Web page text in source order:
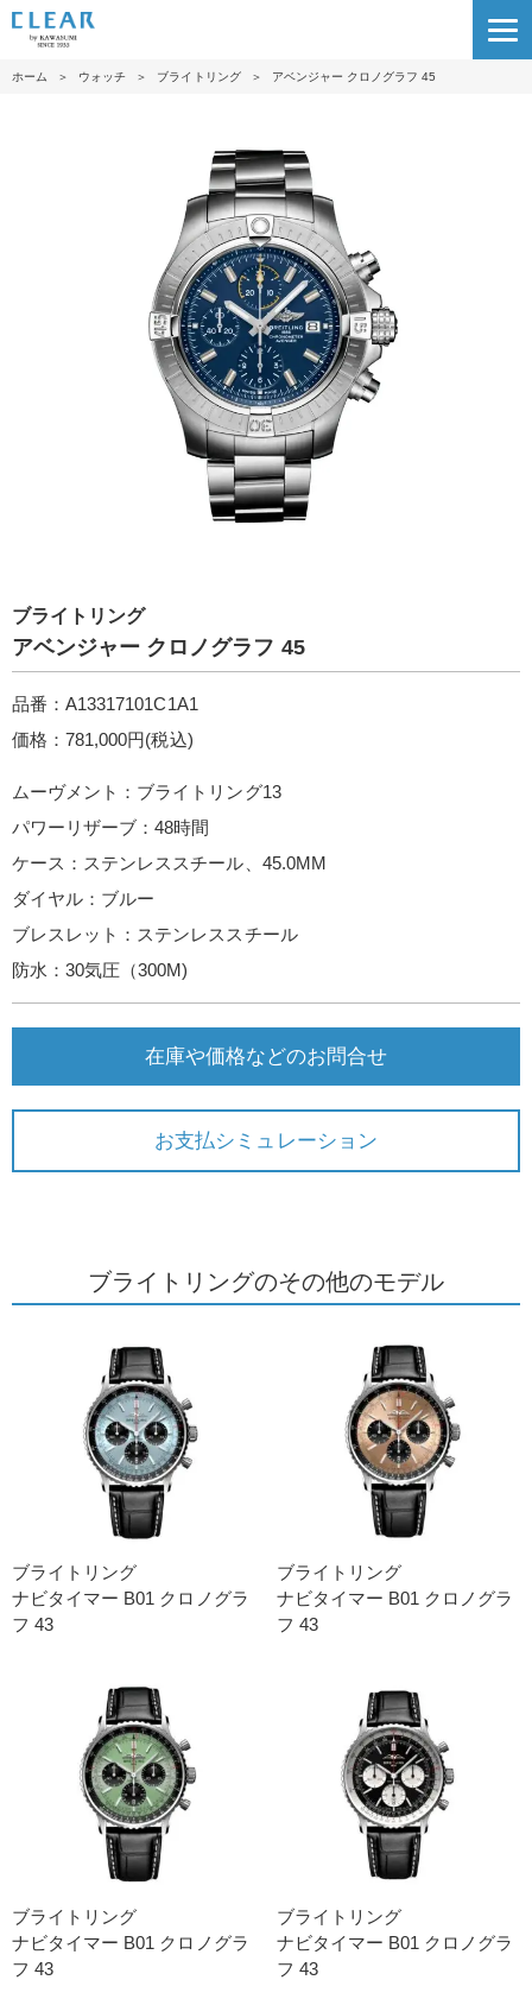
ホーム ＞ ウォッチ ＞ ブライトリング ＞ アベンジャー クロノグラフ 45
ブライトリング
アベンジャー クロノグラフ 45
品番：A13317101C1A1
価格：781,000円(税込)
ムーヴメント：ブライトリング13
パワーリザーブ：48時間
ケース：ステンレススチール、45.0MM
ダイヤル：ブルー
ブレスレット：ステンレススチール
防水：30気圧（300M)
在庫や価格などのお問合せ
お支払シミュレーション
ブライトリングのその他のモデル
ブライトリング
ナビタイマー B01 クロノグラ
フ 43
ブライトリング
ナビタイマー B01 クロノグラ
フ 43
ブライトリング
ナビタイマー B01 クロノグラ
フ 43
ブライトリング
ナビタイマー B01 クロノグラ
フ 43